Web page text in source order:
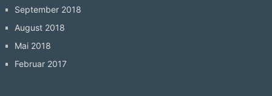
September 2018
August 2018
Mai 2018
Februar 2017